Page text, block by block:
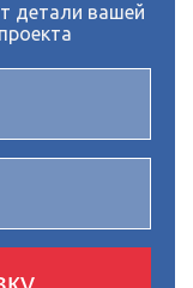
детали вашей